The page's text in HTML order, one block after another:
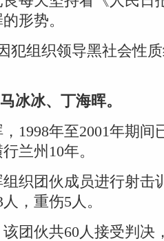
形势。
组织领导黑社会性质
冰、丁海晖。
年至2001年期间
兰州10年。
团伙成员进行射击
，重伤5人。
团伙共60人接受判决